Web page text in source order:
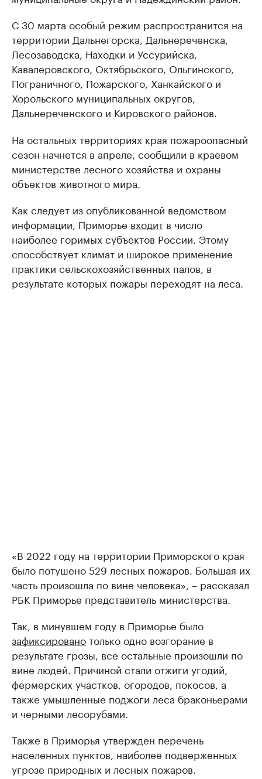
С 30 марта особый режим распространится на
территории Дальнегорска, Дальнереченска,
Лесозаводска, Находки и Уссурийска,
Кавалеровского, Октябрьского, Ольгинского,
Пограничного, Пожарского, Ханкайского и
Хорольского муниципальных округов,
Дальнереченского и Кировского районов.
На остальных территориях края пожароопасный
сезон начнется в апреле, сообщили в краевом
министерстве лесного хозяйства и охраны
объектов животного мира.
Как следует из опубликованной ведомством
информации, Приморье входит в число
наиболее горимых субъектов России. Этому
способствует климат и широкое применение
практики сельскохозяйственных палов, в
результате которых пожары переходят на леса.
«В 2022 году на территории Приморского края
было потушено 529 лесных пожаров. Большая их
часть произошла по вине человека», – рассказал
РБК Приморье представитель министерства.
Так, в минувшем году в Приморье было
зафиксированотолько одно возгорание в
результате грозы, все остальные произошли по
вине людей. Причиной стали отжиги угодий,
фермерских участков, огородов, покосов, а
также умышленные поджоги леса браконьерами
и черными лесорубами.
Также в Приморья утвержден перечень
населенных пунктов, наиболее подверженных
угрозе природных и лесных пожаров.